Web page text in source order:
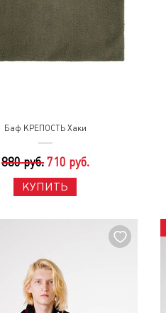
Баф КРЕПОСТЬ Хаки
880 руб. 710 руб.
КУПИТЬ